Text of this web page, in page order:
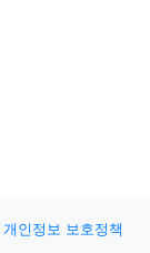
개인정보 보호정책